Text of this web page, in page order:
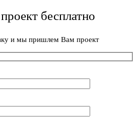
бесплатно
и мы пришлем Вам проект